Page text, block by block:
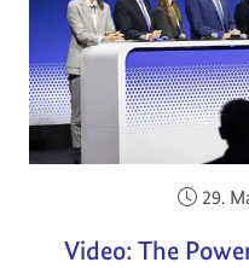
29.
Video: The